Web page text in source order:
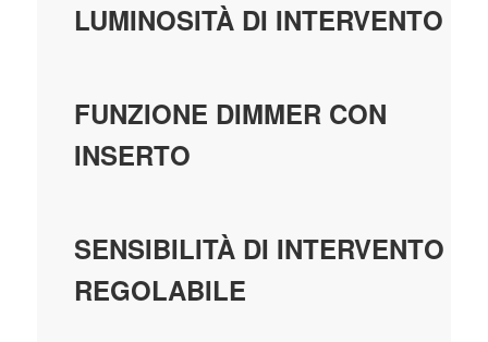
LUMINOSITÀ DI INTERVENTO
FUNZIONE DIMMER CON
INSERTO
SENSIBILITÀ DI INTERVENTO
REGOLABILE